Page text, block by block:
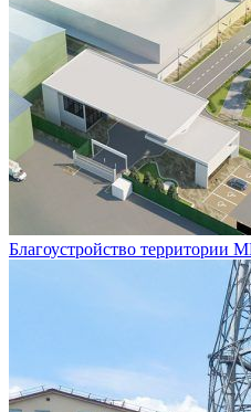
Благоустройство территории